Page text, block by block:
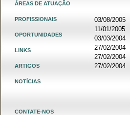
ÁREAS DE ATUAÇÃO
PROFISSIONAIS
OPORTUNIDADES
LINKS
ARTIGOS
NOTÍCIAS
CONTATE-NOS
03/08/2005
11/01/2005
03/03/2004
27/02/2004
27/02/2004
27/02/2004